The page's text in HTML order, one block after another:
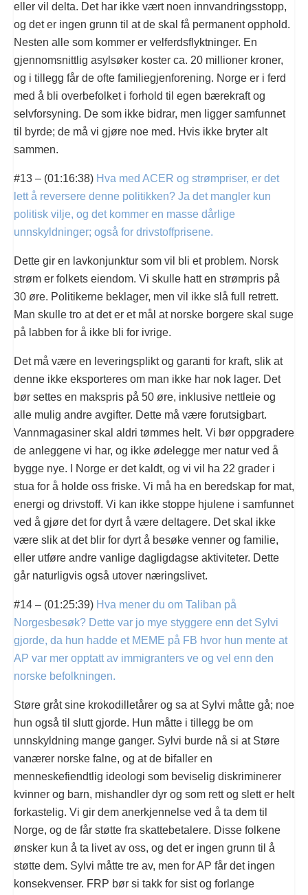
eller vil delta. Det har ikke vært noen innvandringsstopp,
og det er ingen grunn til at de skal få permanent opphold.
Nesten alle som kommer er velferdsflyktninger. En
gjennomsnittlig asylsøker koster ca. 20 millioner kroner,
og i tillegg får de ofte familiegjenforening. Norge er i ferd
med å bli overbefolket i forhold til egen bærekraft og
selvforsyning. De som ikke bidrar, men ligger samfunnet
til byrde; de må vi gjøre noe med. Hvis ikke bryter alt
sammen.
#13 – (01:16:38) Hva med ACER og strømpriser, er det
lett å reversere denne politikken? Ja det mangler kun
politisk vilje, og det kommer en masse dårlige
unnskyldninger; også for drivstoffprisene.
Dette gir en lavkonjunktur som vil bli et problem. Norsk
strøm er folkets eiendom. Vi skulle hatt en strømpris på
30 øre. Politikerne beklager, men vil ikke slå full retrett.
Man skulle tro at det er et mål at norske borgere skal suge
på labben for å ikke bli for ivrige.
Det må være en leveringsplikt og garanti for kraft, slik at
denne ikke eksporteres om man ikke har nok lager. Det
bør settes en makspris på 50 øre, inklusive nettleie og
alle mulig andre avgifter. Dette må være forutsigbart.
Vannmagasiner skal aldri tømmes helt. Vi bør oppgradere
de anleggene vi har, og ikke ødelegge mer natur ved å
bygge nye. I Norge er det kaldt, og vi vil ha 22 grader i
stua for å holde oss friske. Vi må ha en beredskap for mat,
energi og drivstoff. Vi kan ikke stoppe hjulene i samfunnet
ved å gjøre det for dyrt å være deltagere. Det skal ikke
være slik at det blir for dyrt å besøke venner og familie,
eller utføre andre vanlige dagligdagse aktiviteter. Dette
går naturligvis også utover næringslivet.
#14 – (01:25:39) Hva mener du om Taliban på
Norgesbesøk? Dette var jo mye styggere enn det Sylvi
gjorde, da hun hadde et MEME på FB hvor hun mente at
AP var mer opptatt av immigranters ve og vel enn den
norske befolkningen.
Støre gråt sine krokodilletårer og sa at Sylvi måtte gå; noe
hun også til slutt gjorde. Hun måtte i tillegg be om
unnskyldning mange ganger. Sylvi burde nå si at Støre
vanærer norske falne, og at de bifaller en
menneskefiendtlig ideologi som beviselig diskriminerer
kvinner og barn, mishandler dyr og som rett og slett er helt
forkastelig. Vi gir dem anerkjennelse ved å ta dem til
Norge, og de får støtte fra skattebetalere. Disse folkene
ønsker kun å ta livet av oss, og det er ingen grunn til å
støtte dem. Sylvi måtte tre av, men for AP får det ingen
konsekvenser. FRP bør si takk for sist og forlange